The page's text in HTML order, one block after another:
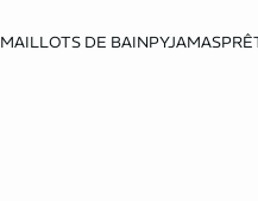
MAILLOTS DE BAINPYJAMAS